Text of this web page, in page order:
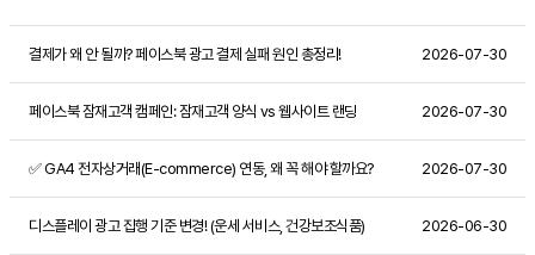
결제가 왜 안 될까? 페이스북 광고 결제 실패 원인 총정리! 2026-07-30
페이스북 잠재고객 캠페인: 잠재고객 양식 vs 웹사이트 랜딩 2026-07-30
✅ GA4 전자상거래(E-commerce) 연동, 왜 꼭 해야 할까요? 2026-07-30
디스플레이 광고 집행 기준 변경! (운세 서비스, 건강보조식품) 2026-06-30